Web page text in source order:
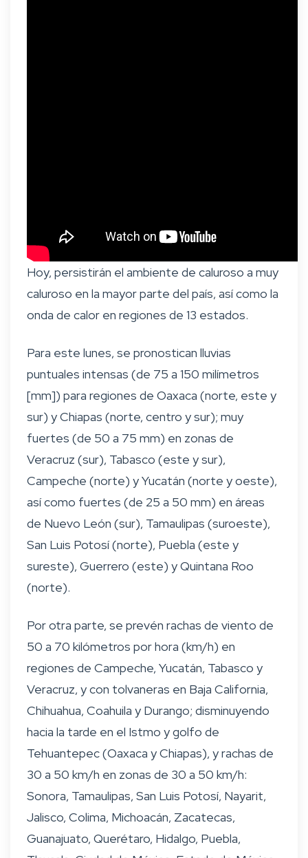
Hoy, persistirán el ambiente de caluroso a muy
caluroso en la mayor parte del país, así como la
onda de calor en regiones de 13 estados.
Para este lunes, se pronostican lluvias
puntuales intensas (de 75 a 150 milímetros
[mm]) para regiones de Oaxaca (norte, este y
sur) y Chiapas (norte, centro y sur); muy
fuertes (de 50 a 75 mm) en zonas de
Veracruz (sur), Tabasco (este y sur),
Campeche (norte) y Yucatán (norte y oeste),
así como fuertes (de 25 a 50 mm) en áreas
de Nuevo León (sur), Tamaulipas (suroeste),
San Luis Potosí (norte), Puebla (este y
sureste), Guerrero (este) y Quintana Roo
(norte).
Por otra parte, se prevén rachas de viento de
50 a 70 kilómetros por hora (km/h) en
regiones de Campeche, Yucatán, Tabasco y
Veracruz, y con tolvaneras en Baja California,
Chihuahua, Coahuila y Durango; disminuyendo
hacia la tarde en el Istmo y golfo de
Tehuantepec (Oaxaca y Chiapas), y rachas de
30 a 50 km/h en zonas de 30 a 50 km/h:
Sonora, Tamaulipas, San Luis Potosí, Nayarit,
Jalisco, Colima, Michoacán, Zacatecas,
Guanajuato, Querétaro, Hidalgo, Puebla,